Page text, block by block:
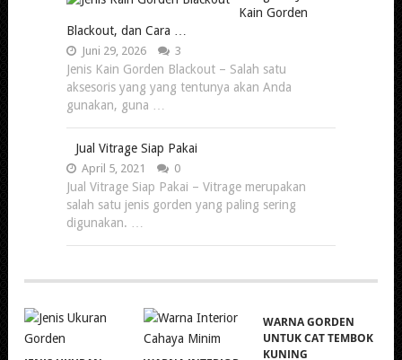
Kain Gorden
Blackout, dan Cara …
Juni 29, 2026 3
Jenis Kain Gorden Blackout – Salah satu
aksesoris yang yang tentunya akan Anda
gunakan, guna …
Jual Vitrage Siap Pakai
April 5, 2021 0
Jual Vitrage Siap Pakai – Vitrage merupakan
salah satu jenis gorden yang paling sering
digunakan. …
WARNA GORDEN
UNTUK CAT TEMBOK
KUNING